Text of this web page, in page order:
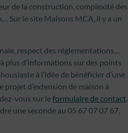
de la construction, complexité des
Sur le site Maisons MCA, il y a un
respect des réglementations…
plus d’informations sur des points
à l’idée de bénéficier d’une
d’extension de maison à
vous sur leformulaire de contact.
une seconde au 05 67 07 07 67.